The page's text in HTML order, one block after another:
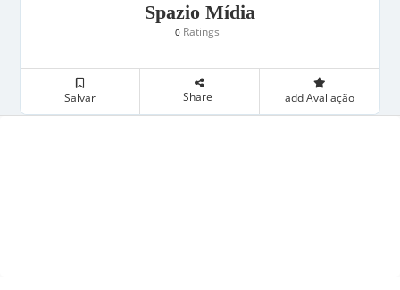
Spazio Mídia
0 Ratings
Salvar Share add Avaliação